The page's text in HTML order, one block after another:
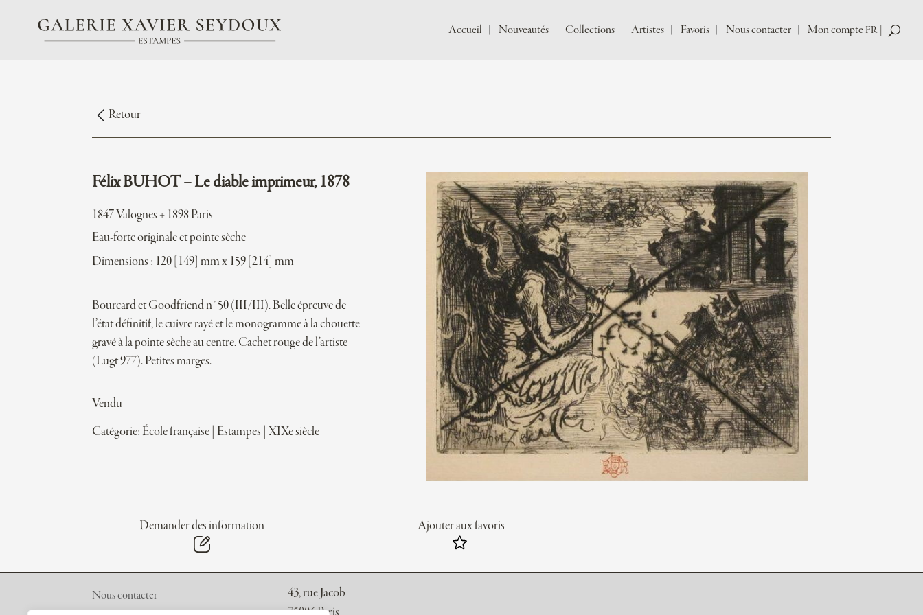
Accueil Nouveautés Collections Artistes Favoris Nous contacter Mon compte FR
Retour
Félix BUHOT – Le diable imprimeur, 1878
1847 Valognes + 1898 Paris
Eau-forte originale et pointe sèche
Dimensions : 120 [149] mm x 159 [214] mm
Bourcard et Goodfriend n°50 (III/III). Belle épreuve de
l’état définitif, le cuivre rayé et le monogramme à la chouette
gravé à la pointe sèche au centre. Cachet rouge de l’artiste
(Lugt 977). Petites marges.
Vendu
Catégorie: École française Estampes |XIXe siècle
Demander des information Ajouter aux favoris
Nous contacter
43, rue Jacob